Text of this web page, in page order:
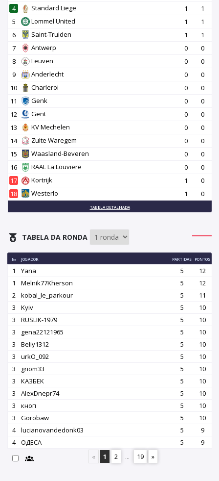
4
Standard Liege 1
1
5
Lommel United 1
1
6
Saint-Truiden 1
1
7
Antwerp 0
0
8
Leuven 0
0
9
Anderlecht 0
0
10
Charleroi 0
0
11
Genk 0
0
12
Gent 0
0
13
KV Mechelen 0
0
14
Zulte Waregem 0
0
15
Waasland-Beveren 0
0
16
RAAL La Louviere 0
0
17
Kortrijk 1
0
18
Westerlo 1 0
TABELA DETALHADA
TABELA DA RONDA
№ JOGADOR PARTIDAS PONTOS
1 Yana 5
12
1
Melnik77Kherson 5
12
2
kobal_le_parkour 5
11
3
Kyiv 5
10
3
RUSLIK-1979 5
10
3
gena22121965 5
10
3
Beliy1312 5
10
3
urkO_092 5
10
3
gnom33 5
10
3
КАЗБEK 5
10
3
AlexDnepr74 5
10
3
кноп 5
10
3
Gorobaw 5
10
4
lucianovandedonk03 5
9
4
OДЕСА 5
9
«
1 2 ... 19 »